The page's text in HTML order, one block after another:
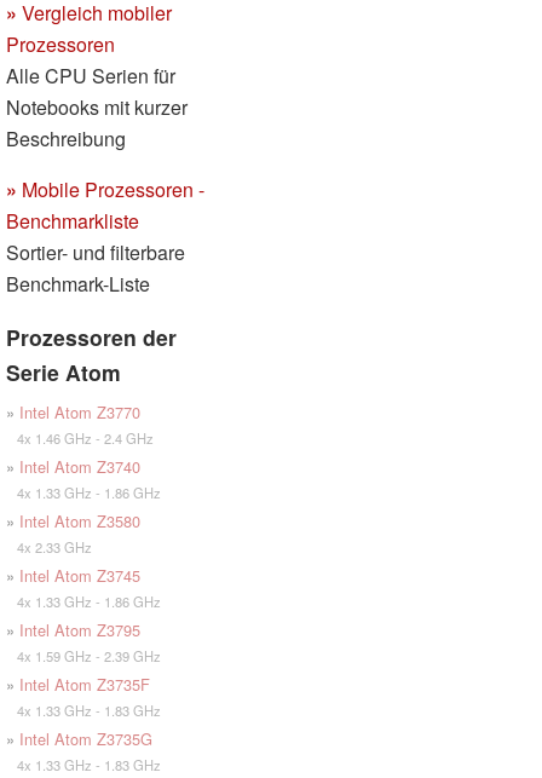
» Vergleich mobiler
Prozessoren
Alle CPU Serien für
Notebooks mit kurzer
Beschreibung
» Mobile Prozessoren -
Benchmarkliste
Sortier- und filterbare
Benchmark-Liste
Prozessoren der
Serie Atom
» Intel Atom Z3770
4x 1.46 GHz - 2.4 GHz
» Intel Atom Z3740
4x 1.33 GHz - 1.86 GHz
» Intel Atom Z3580
4x 2.33 GHz
» Intel Atom Z3745
4x 1.33 GHz - 1.86 GHz
» Intel Atom Z3795
4x 1.59 GHz - 2.39 GHz
» Intel Atom Z3735F
4x 1.33 GHz - 1.83 GHz
» Intel Atom Z3735G
4x 1.33 GHz - 1.83 GHz